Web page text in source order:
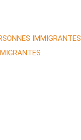
IMMIGRANTES